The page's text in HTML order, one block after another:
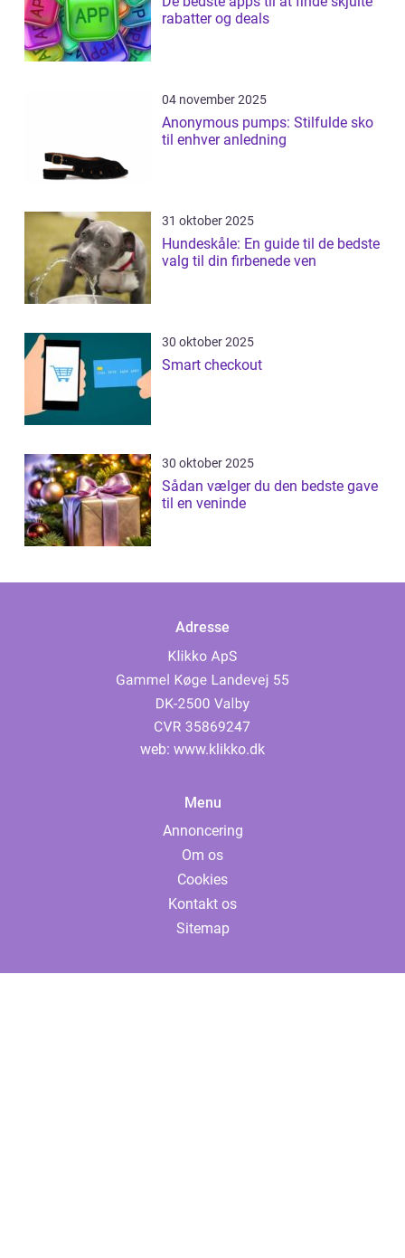
rabatter og deals
04 november 2025
Anonymous pumps: Stilfulde sko
til enhver anledning
31 oktober 2025
Hundeskåle: En guide til de bedste
valg til din firbenede ven
30 oktober 2025
Smart checkout
30 oktober 2025
Sådan vælger du den bedste gave
til en veninde
Adresse
web: www.klikko.dk
Menu
Annoncering
Om os
Cookies
Kontakt os
Sitemap